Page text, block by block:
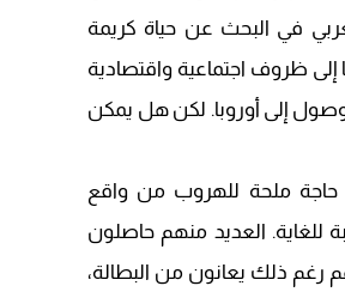
في البحث عن حياة كريمة
ظروف اجتماعية واقتصادية
إلى أوروبا. لكن هل يمكن
حاجة ملحة للهروب من واقع
العديد منهم حاصلون
رغم ذلك يعانون من البطالة،